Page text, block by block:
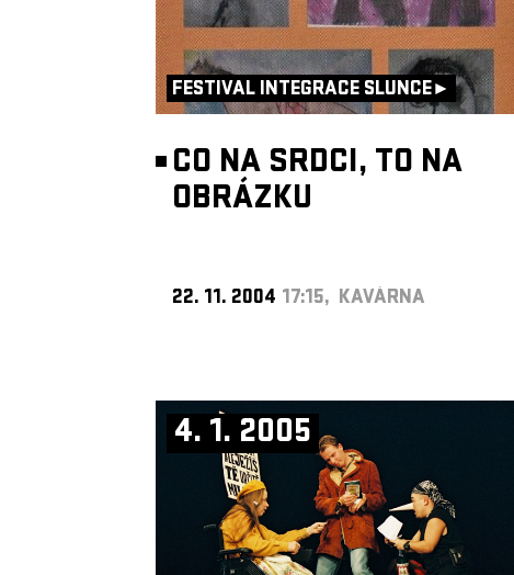
FESTIVAL INTEGRACE SLUNCE►
CO NA SRDCI, TO NA
OBRÁZKU
22. 11. 2004 17:15, KAVÁRNA
4. 1. 2005